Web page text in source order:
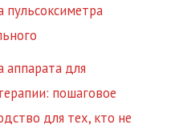
пульсоксиметра
аппарата для
пошаговое
для тех, кто не